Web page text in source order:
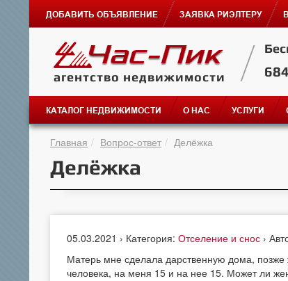
ДОБАВИТЬ ОБЪЯВЛЕНИЕ ЗАЯВКА РИЭЛТЕРУ
агентство недвижимости
КАТАЛОГ НЕДВИЖИМОСТИ О НАС УСЛУГИ
Главная Вопрос-ответ Делёжка
Делёжка
05.03.2021 › Категория: Отселение и снос ›
Матерь мне сделала дарственную дома,
человека, на меня 15 и на нее 15. Может ли